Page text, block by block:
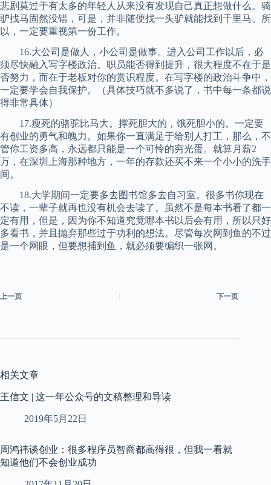
悲剧莫过于有太多的年轻人从来没有发现自己真正想做什么。骑
驴找马固然没错，可是，并非随便找一头驴就能找到千里马。所
以，一定要重视第一份工作。
16.大公司是做人，小公司是做事。进入公司工作以后，必
须尽快融入写字楼政治。职员能否得到提升，很大程度不在于是
否努力，而在于老板对你的赏识程度。在写字楼的政治斗争中，
一定要学会自我保护。（具体技巧就不多说了，书中每一条都说
得非常具体）
17.瘦死的骆驼比马大。撑死胆大的，饿死胆小的。一定要
有创业的勇气和魄力。如果你一直满足于给别人打工，那么，不
管你工资多高，永远都只能是一个可怜的穷光蛋。就算月薪2
万，在深圳上海那种地方，一年的存款还买不来一个小小的洗手
间。
18.大学期间一定要多去图书馆多去自习室。很多书你现在
不读，一辈子就再也没有机会去读了。虽然不是每本书看了都一
定有用，但是，因为你不知道究竟哪本书以后会有用，所以只好
多看书，并且抛弃那些过于功利的想法。尽管每次网到鱼的不过
是一个网眼，但要想捕到鱼，就必须要编织一张网。
上一页 下一页
相关文章
王信文 | 这一年公众号的文稿整理和导读
2019年5月22日
周鸿祎谈创业：很多程序员智商都高得很，但我一看就
知道他们不会创业成功